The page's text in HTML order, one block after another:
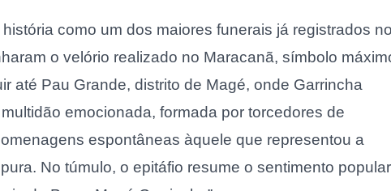
como um dos maiores funerais já registrados
o velório realizado no Maracanã, símbolo
até Pau Grande, distrito de Magé, onde Garrincha
emocionada, formada por torcedores de
espontâneas àquele que representou a
No túmulo, o epitáfio resume o sentimento